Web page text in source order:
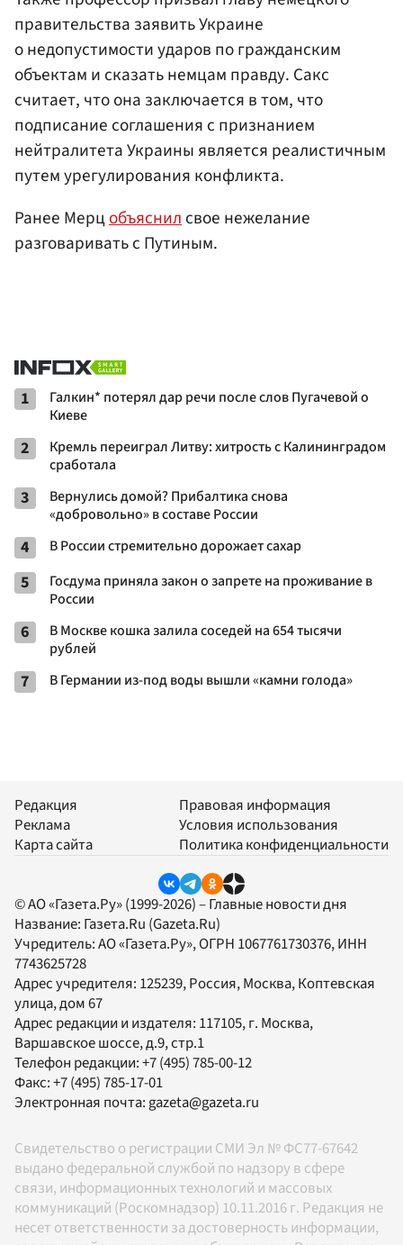
правительства заявить Украине
о недопустимости ударов по гражданским
объектам и сказать немцам правду. Сакс
считает, что она заключается в том, что
подписание соглашения с признанием
нейтралитета Украины является реалистичным
путем урегулирования конфликта.
Ранее Мерцобъяснилсвое нежелание
разговаривать с Путиным.
1
Галкин* потерял дар речи после слов Пугачевой о
Киеве
2
Кремль переиграл Литву: хитрость с Калининградом
сработала
3
Вернулись домой? Прибалтика снова
«добровольно» в составе России
4 В России стремительно дорожает сахар
5
Госдума приняла закон о запрете на проживание в
России
6
В Москве кошка залила соседей на 654 тысячи
рублей
7 В Германии из-под воды вышли «камни голода»
Редакция
Реклама
Карта сайта
Правовая информация
Условия использования
Политика конфиденциальности
© АО «Газета.Ру» (1999-2026) – Главные новости дня
Название: Газета.Ru (Gazeta.Ru)
Учредитель:АО «Газета.Ру», ОГРН 1067761730376, ИНН
7743625728
Адрес учредителя: 125239, Россия, Москва, Коптевская
улица, дом 67
Адрес редакции и издателя: 117105, г. Москва,
Варшавское шоссе, д.9, стр.1
Телефон редакции:+7 (495) 785-00-12
Факс:+7 (495) 785-17-01
Электронная почта:gazeta@gazeta.ru
Свидетельство о регистрации СМИ Эл № ФС77-67642
выдано федеральной службой по надзору в сфере
связи, информационных технологий и массовых
коммуникаций (Роскомнадзор) 10.11.2016 г. Редакция не
несет ответственности за достоверность информации,